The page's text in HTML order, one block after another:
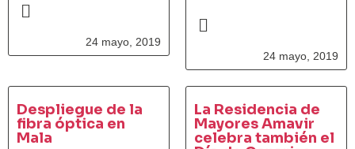
24 mayo, 2019
24 mayo, 2019
Despliegue de la
fibra óptica en
Mala
La Residencia de
Mayores Amavir
celebra también el